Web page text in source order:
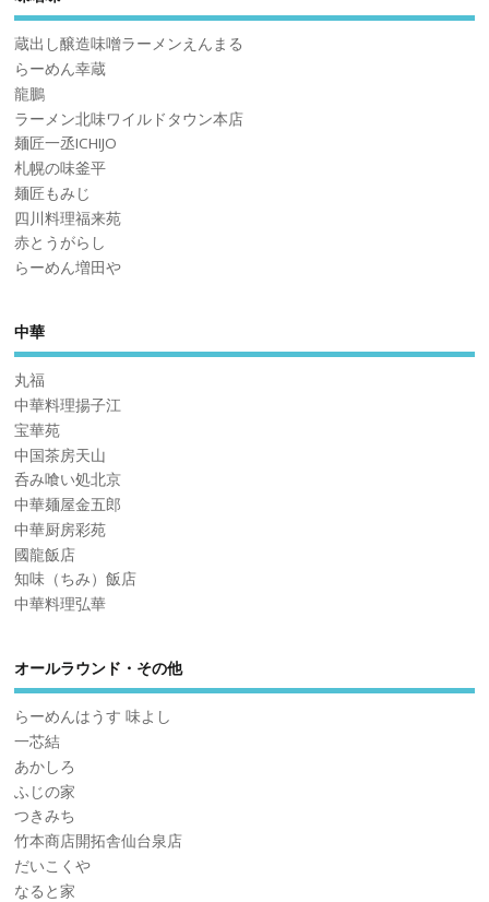
蔵出し醸造味噌ラーメンえんまる
らーめん幸蔵
龍鵬
ラーメン北味ワイルドタウン本店
麺匠一丞ICHIJO
札幌の味釜平
麺匠もみじ
四川料理福来苑
赤とうがらし
らーめん増田や
中華
丸福
中華料理揚子江
宝華苑
中国茶房天山
呑み喰い処北京
中華麺屋金五郎
中華厨房彩苑
國龍飯店
知味（ちみ）飯店
中華料理弘華
オールラウンド・その他
らーめんはうす 味よし
一芯結
あかしろ
ふじの家
つきみち
竹本商店開拓舎仙台泉店
だいこくや
なると家